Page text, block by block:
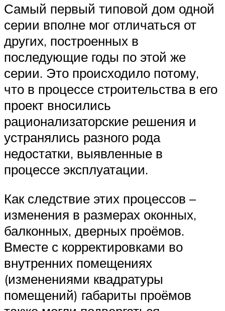
Самый первый типовой дом одной
серии вполне мог отличаться от
других, построенных в
последующие годы по этой же
серии. Это происходило потому,
что в процессе строительства в его
проект вносились
рационализаторские решения и
устранялись разного рода
недостатки, выявленные в
процессе эксплуатации.
Как следствие этих процессов –
изменения в размерах оконных,
балконных, дверных проёмов.
Вместе с корректировками во
внутренних помещениях
(изменениями квадратуры
помещений) габариты проёмов